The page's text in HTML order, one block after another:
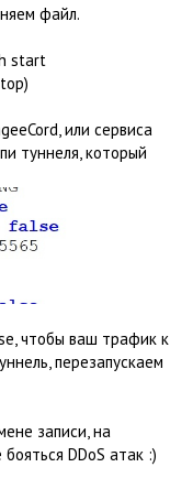
файл.
start
или сервиса
туннеля, который
чтобы ваш трафик к
перезапускаем
записи, на
DDoS атак :)